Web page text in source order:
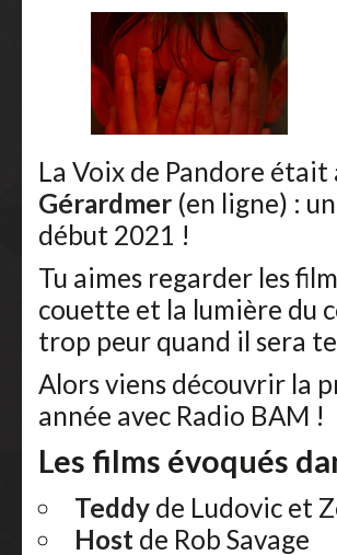
La Voix de Pandore était
Gérardmer (en ligne) :
début 2021 !
Tu aimes regarder les
couette et la lumière du
trop peur quand il sera
Alors viens découvrir la
année avec Radio BAM !
Les films évoqués
Teddy de Ludovic et
Host de Rob Savage